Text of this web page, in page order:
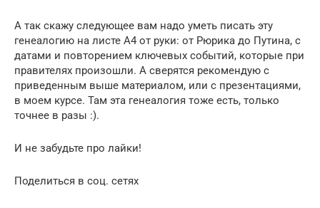
А так скажу следующее вам надо уметь писать эту
генеалогию на листе А4 от руки: от Рюрика до Путина, с
датами и повторением ключевых событий, которые при
правителях произошли. А сверятся рекомендую с
приведенным выше материалом, или с презентациями,
в моем курсе. Там эта генеалогия тоже есть, только
точнее в разы :).
И не забудьте про лайки!
Поделиться в соц. сетях